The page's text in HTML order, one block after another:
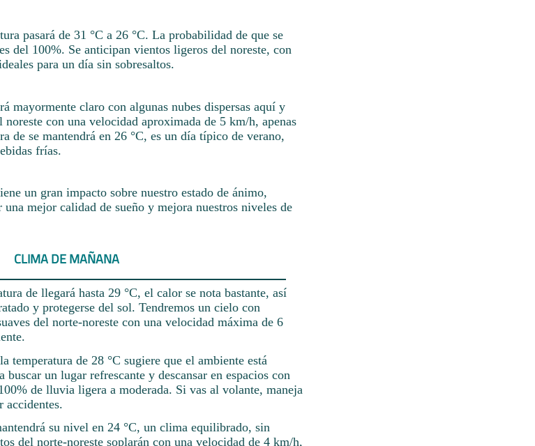
pasará de 31 °C a 26 °C. La probabilidad de que se
del 100%. Se anticipan vientos ligeros del noreste, con
para un día sin sobresaltos.
mayormente claro con algunas nubes dispersas aquí y
noreste con una velocidad aproximada de 5 km/h, apenas
de se mantendrá en 26 °C, es un día típico de verano,
frías.
un gran impacto sobre nuestro estado de ánimo,
una mejor calidad de sueño y mejora nuestros niveles de
CLIMA DE MAÑANA
de llegará hasta 29 °C, el calor se nota bastante, así
y protegerse del sol. Tendremos un cielo con
del norte-noreste con una velocidad máxima de 6
temperatura de 28 °C sugiere que el ambiente está
un lugar refrescante y descansar en espacios con
de lluvia ligera a moderada. Si vas al volante, maneja
accidentes.
su nivel en 24 °C, un clima equilibrado, sin
del norte-noreste soplarán con una velocidad de 4 km/h,